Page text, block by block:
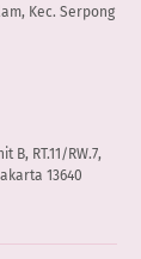
Kec. Serpong
RT.11/RW.7,
13640